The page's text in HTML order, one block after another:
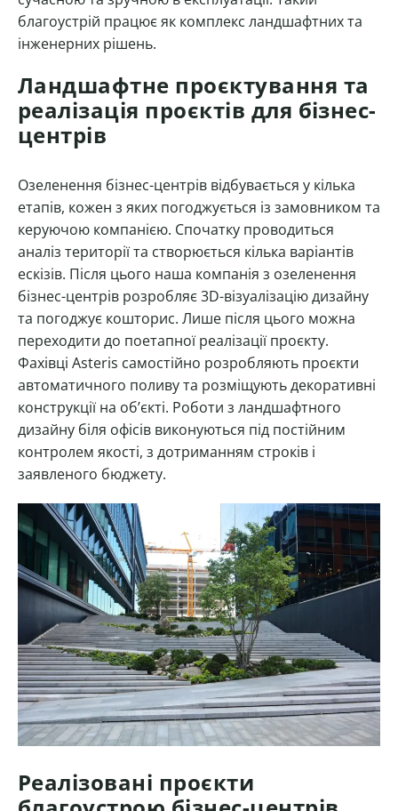
благоустрій працює як комплекс ландшафтних та
інженерних рішень.
Ландшафтне проєктування та
реалізація проєктів для бізнес-
центрів
Озеленення бізнес-центрів відбувається у кілька
етапів, кожен з яких погоджується із замовником та
керуючою компанією. Спочатку проводиться
аналіз території та створюється кілька варіантів
ескізів. Після цього наша компанія з озеленення
бізнес-центрів розробляє 3D-візуалізацію дизайну
та погоджує кошторис. Лише після цього можна
переходити до поетапної реалізації проєкту.
Фахівці Asteris самостійно розробляють проєкти
автоматичного поливу та розміщують декоративні
конструкції на об’єкті. Роботи з ландшафтного
дизайну біля офісів виконуються під постійним
контролем якості, з дотриманням строків і
заявленого бюджету.
Реалізовані проєкти